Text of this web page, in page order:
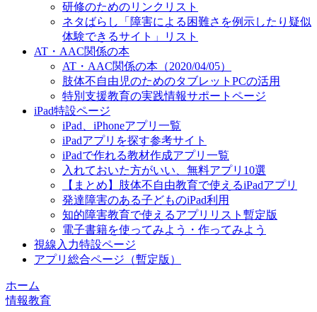
研修のためのリンクリスト
ネタばらし「障害による困難さを例示したり疑似
体験できるサイト」リスト
AT・AAC関係の本
AT・AAC関係の本（2020/04/05）
肢体不自由児のためのタブレットPCの活用
特別支援教育の実践情報サポートページ
iPad特設ページ
iPad、iPhoneアプリ一覧
iPadアプリを探す参考サイト
iPadで作れる教材作成アプリ一覧
入れておいた方がいい、無料アプリ10選
【まとめ】肢体不自由教育で使えるiPadアプリ
発達障害のある子どものiPad利用
知的障害教育で使えるアプリリスト暫定版
電子書籍を使ってみよう・作ってみよう
視線入力特設ページ
アプリ総合ページ（暫定版）
ホーム
情報教育